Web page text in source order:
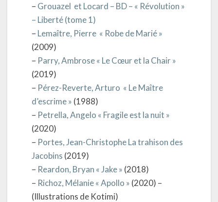
– Grouazel et Locard – BD – « Révolution »
– Liberté (tome 1)
– Lemaître, Pierre « Robe de Marié »
(2009)
– Parry, Ambrose « Le Cœur et la Chair »
(2019)
– Pérez-Reverte, Arturo « Le Maître
d’escrime » (1988)
– Petrella, Angelo « Fragile est la nuit »
(2020)
– Portes, Jean-Christophe La trahison des
Jacobins (2019)
– Reardon, Bryan « Jake » (2018)
– Richoz, Mélanie « Apollo » (2020) –
(Illustrations de Kotimi)